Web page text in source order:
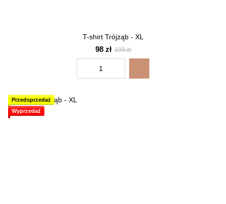
T-shirt Trójząb - XL
98 zł 109 zł
Przedsprzedaż
Wyprzedaż